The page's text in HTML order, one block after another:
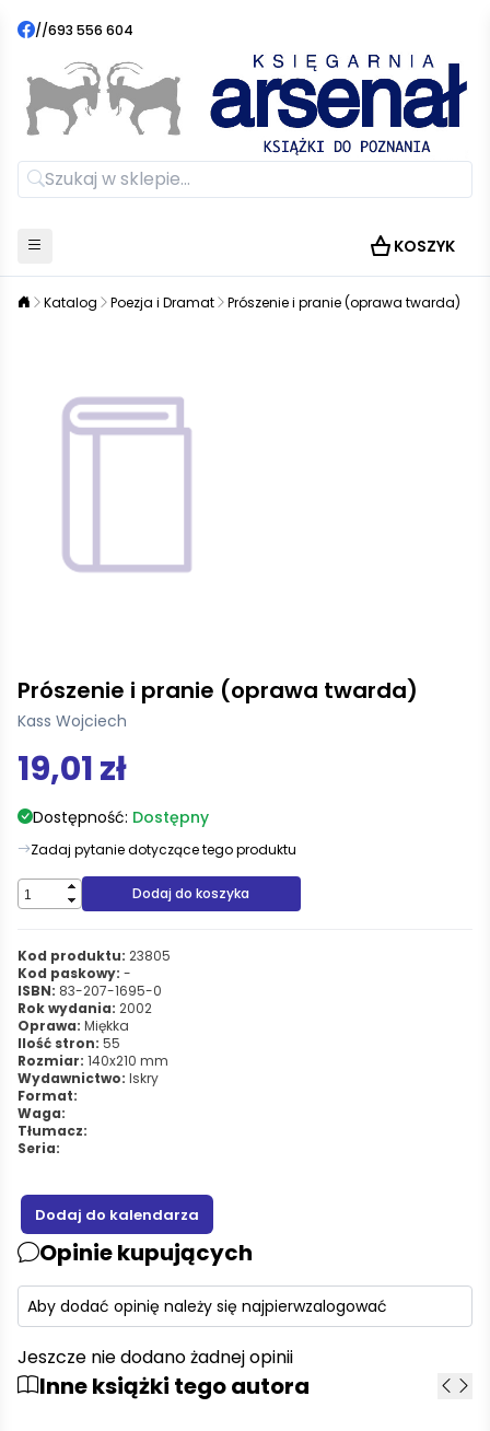
//693 556 604
KOSZYK
Katalog Poezja i Dramat Prószenie i pranie (oprawa twarda)
Prószenie i pranie (oprawa twarda)
Kass Wojciech
19,01 zł
Dostępność: Dostępny
Zadaj pytanie dotyczące tego produktu
Dodaj do koszyka
Kod produktu: 23805
Kod paskowy: -
ISBN: 83-207-1695-0
Rok wydania: 2002
Oprawa: Miękka
Ilość stron: 55
Rozmiar: 140x210 mm
Wydawnictwo: Iskry
Format:
Waga:
Tłumacz:
Seria:
Opinie kupujących
Aby dodać opinię należy się najpierwzalogować
Jeszcze nie dodano żadnej opinii
Inne książki tego autora